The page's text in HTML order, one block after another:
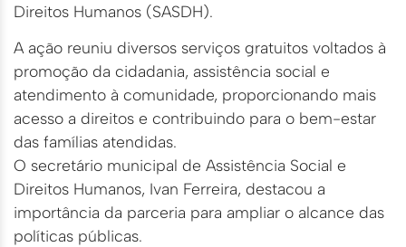
Direitos Humanos (SASDH).
A ação reuniu diversos serviços gratuitos voltados à
promoção da cidadania, assistência social e
atendimento à comunidade, proporcionando mais
acesso a direitos e contribuindo para o bem-estar
das famílias atendidas.
O secretário municipal de Assistência Social e
Direitos Humanos, Ivan Ferreira, destacou a
importância da parceria para ampliar o alcance das
políticas públicas.